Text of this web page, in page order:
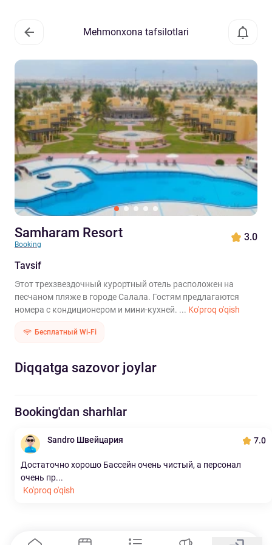
Mehmonxona tafsilotlari
Samharam Resort
Booking
3.0
Tavsif
Этот трехзвездочный курортный отель расположен на
песчаном пляже в городе Салала. Гостям предлагаются
номера с кондиционером и мини-кухней. ... Ko'proq o'qish
Бесплатный Wi-Fi
Diqqatga sazovor joylar
Booking'dan sharhlar
Sandro Швейцария 7.0
Достаточно хорошо Бассейн очень чистый, а персонал
очень пр...
Ko'proq o'qish